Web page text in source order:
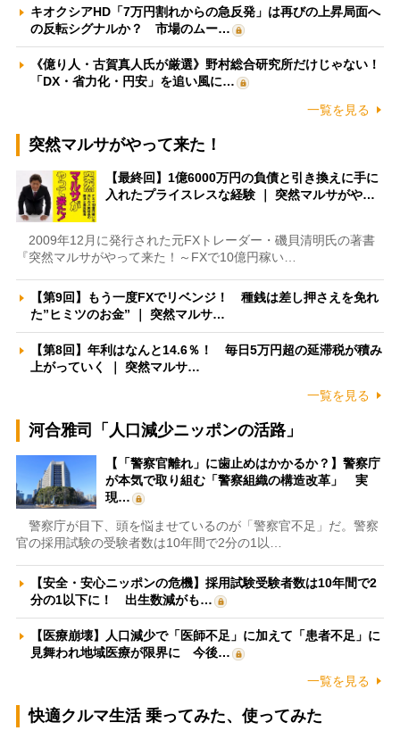
キオクシアHD「7万円割れからの急反発」は再びの上昇局面へ
の反転シグナルか？ 市場のムー…
《億り人・古賀真人氏が厳選》野村総合研究所だけじゃない！
「DX・省力化・円安」を追い風に…
一覧を見る
突然マルサがやって来た！
【最終回】1億6000万円の負債と引き換えに手に
入れたプライスレスな経験 ｜ 突然マルサがや…
2009年12月に発行された元FXトレーダー・磯貝清明氏の著書
『突然マルサがやって来た！～FXで10億円稼い…
【第9回】もう一度FXでリベンジ！ 種銭は差し押さえを免れ
た”ヒミツのお金” ｜ 突然マルサ…
【第8回】年利はなんと14.6％！ 毎日5万円超の延滞税が積み
上がっていく ｜ 突然マルサ…
一覧を見る
河合雅司「人口減少ニッポンの活路」
【「警察官離れ」に歯止めはかかるか？】警察庁
が本気で取り組む「警察組織の構造改革」 実
現…
警察庁が目下、頭を悩ませているのが「警察官不足」だ。警察
官の採用試験の受験者数は10年間で2分の1以…
【安全・安心ニッポンの危機】採用試験受験者数は10年間で2
分の1以下に！ 出生数減がも…
【医療崩壊】人口減少で「医師不足」に加えて「患者不足」に
見舞われ地域医療が限界に 今後…
一覧を見る
快適クルマ生活 乗ってみた、使ってみた